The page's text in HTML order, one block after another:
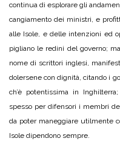
continua di esplorare gli
cangiamento dei ministri, e
alle Isole, e delle intenzioni ed
pigliano le redini del governo;
nome di scrittori inglesi,
dolersene con dignità, citando i
ch’è potentissima in
spesso per difensori i membri
da poter maneggiare utilmente
Isole dipendono sempre.